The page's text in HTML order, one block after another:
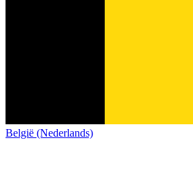
België (Nederlands)